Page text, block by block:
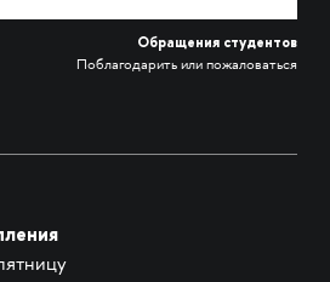
Обращения студентов
Поблагодарить или пожаловаться